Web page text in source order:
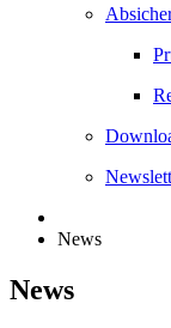
News
News